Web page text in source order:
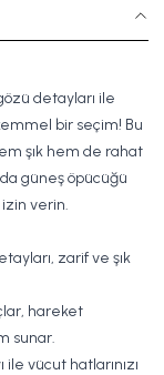
detayları ile
bir seçim! Bu
şık hem de rahat
güneş öpücüğü
izin verin.
zarif ve şık
hareket
sunar.
vücut hatlarınızı